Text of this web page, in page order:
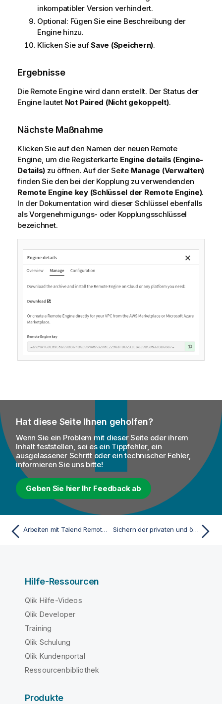
inkompatibler Version verhindert.
Optional: Fügen Sie eine Beschreibung der
Engine hinzu.
Klicken Sie aufSave (Speichern).
Ergebnisse
Die Remote Engine wird dann erstellt. Der Status der
Engine lautet Not Paired (Nicht gekoppelt).
Nächste Maßnahme
Klicken Sie auf den Namen der neuen Remote
Engine, um die Registerkarte Engine details (Engine-
Details) zu öffnen. Auf der Seite Manage (Verwalten)
finden Sie den bei der Kopplung zu verwendenden
Remote Engine key (Schlüssel der Remote Engine).
In der Dokumentation wird dieser Schlüssel ebenfalls
als Vorgenehmigungs- oder Kopplungsschlüssel
bezeichnet.
Hat diese Seite Ihnen geholfen?
Wenn Sie ein Problem mit dieser Seite oder ihrem
Inhalt feststellen, sei es ein Tippfehler, ein
ausgelassener Schritt oder ein technischer Fehler,
informieren Sie uns bitte!
Geben Sie hier Ihr Feedback ab
Arbeiten mit Talend Remote Engines Sichern der privaten und öffentlichen Schlüssel Ihrer Engine
Hilfe-Ressourcen
Qlik Hilfe-Videos
Qlik Developer
Training
Qlik Schulung
Qlik Kundenportal
Ressourcenbibliothek
Produkte